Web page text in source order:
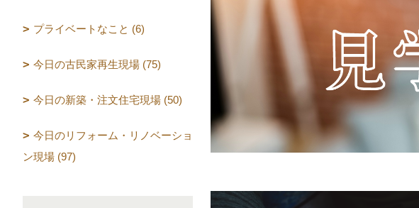
プライベートなこと (6)
今日の古民家再生現場 (75)
今日の新築・注文住宅現場 (50)
今日のリフォーム・リノベーショ
ン現場 (97)